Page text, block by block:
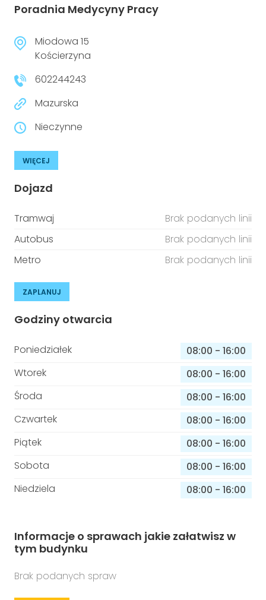
Poradnia Medycyny Pracy
Miodowa 15
Kościerzyna
602244243
Mazurska
Nieczynne
WIĘCEJ
Dojazd
Tramwaj
Brak podanych linii
Autobus
Brak podanych linii
Metro
Brak podanych linii
ZAPLANUJ
Godziny otwarcia
Poniedziałek 08:00 - 16:00
Wtorek
08:00 - 16:00
Środa
08:00 - 16:00
Czwartek
08:00 - 16:00
Piątek
08:00 - 16:00
Sobota
08:00 - 16:00
Niedziela
08:00 - 16:00
Informacje o sprawach jakie załatwisz w
tym budynku
Brak podanych spraw